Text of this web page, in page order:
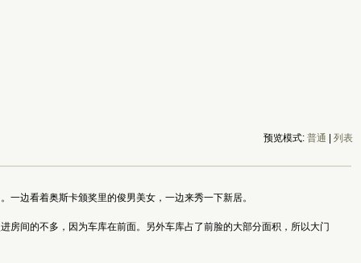
预览模式: 普通 列表
边看着奥斯卡颁奖里的俊男美女，一边来秀一下新居。
房间的不多，因为车库在前面。另外车库占了前脸的大部分面积，所以大门